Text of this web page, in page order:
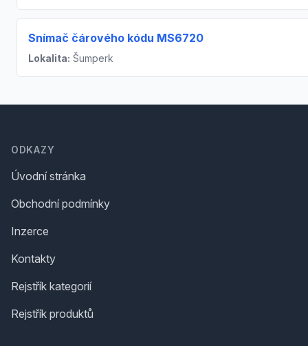
Snímač čárového kódu MS6720
Lokalita: Šumperk
ODKAZY
Úvodní stránka
Obchodní podmínky
Inzerce
Kontakty
Rejstřík kategorií
Rejstřík produktů